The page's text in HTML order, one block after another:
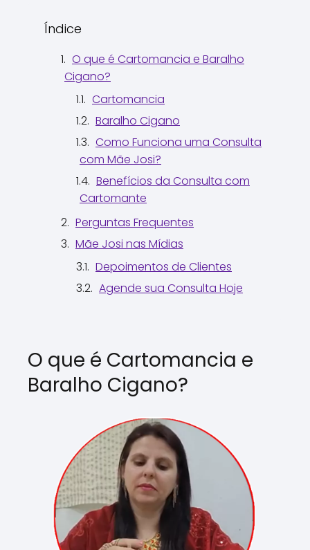
Índice
O que é Cartomancia e Baralho
Cigano?
Cartomancia
Baralho Cigano
Como Funciona uma Consulta
com Mãe Josi?
Benefícios da Consulta com
Cartomante
Perguntas Frequentes
Mãe Josi nas Mídias
Depoimentos de Clientes
Agende sua Consulta Hoje
O que é Cartomancia e
Baralho Cigano?